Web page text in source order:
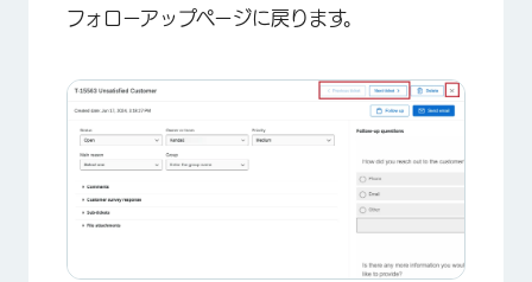
×
フォローアップページに戻ります。